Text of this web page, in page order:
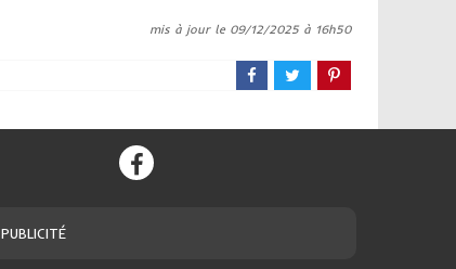
mis à jour le 09/12/2025 à 16h50
PUBLICITÉ